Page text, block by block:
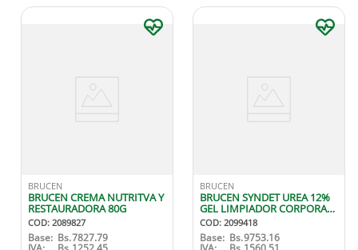
BRUCEN
BRUCEN CREMA NUTRITVA Y
RESTAURADORA 80G
COD: 2089827
Base: Bs.7827.79
BRUCEN
BRUCEN SYNDET UREA 12%
GEL LIMPIADOR CORPORAL
250CC
COD: 2099418
Base: Bs.9753.16